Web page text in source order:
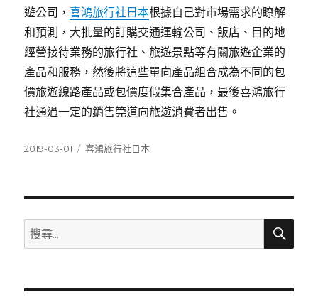
遊公司，喜鴻旅行社日本根據自己對市場需求的瞭解
和預測，大批量的訂購交通運輸公司、飯店、目的地
經營接待業務的旅行社、旅遊景點等有關旅遊企業的
產品和服務，然後將這些單向產品組合成為不同的包
價旅遊線路產品或包價度假集合產品，最後喜鴻旅行
社通過一定的銷售筦道向旅遊消費者出售。
發
2019-03-01
分
喜鴻旅行社日本
搜
尋
鍵
搜